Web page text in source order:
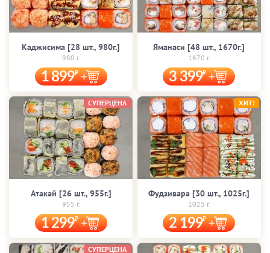
Каджисима [28 шт., 980г.]
980 г.
1 899
Яманаси [48 шт., 1670г.]
1670 г.
3 399
Атакай [26 шт., 955г.]
955 г.
1 299
СУПЕРЦЕНА
Фудзивара [30 шт., 1025г.]
1025 г.
2 199
ХИТ!
СУПЕРЦЕНА